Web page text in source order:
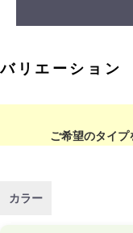
バリエーション
ご希望のタイ
カラー